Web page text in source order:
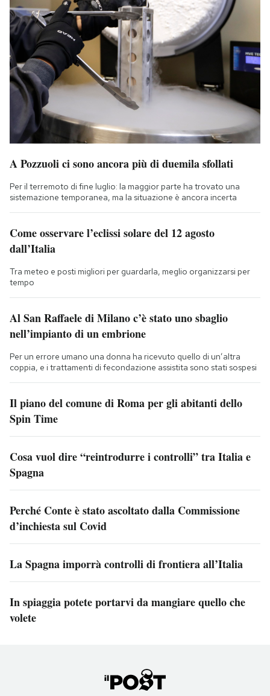
A Pozzuoli ci sono ancora più di duemila sfollati
Per il terremoto di fine luglio: la maggior parte ha trovato una
sistemazione temporanea, ma la situazione è ancora incerta
Come osservare l’eclissi solare del 12 agosto
dall’Italia
Tra meteo e posti migliori per guardarla, meglio organizzarsi per
tempo
Al San Raffaele di Milano c’è stato uno sbaglio
nell’impianto di un embrione
Per un errore umano una donna ha ricevuto quello di un’altra
coppia, e i trattamenti di fecondazione assistita sono stati sospesi
Il piano del comune di Roma per gli abitanti dello
Spin Time
Cosa vuol dire “reintrodurre i controlli” tra Italia e
Spagna
Perché Conte è stato ascoltato dalla Commissione
d’inchiesta sul Covid
La Spagna imporrà controlli di frontiera all’Italia
In spiaggia potete portarvi da mangiare quello che
volete